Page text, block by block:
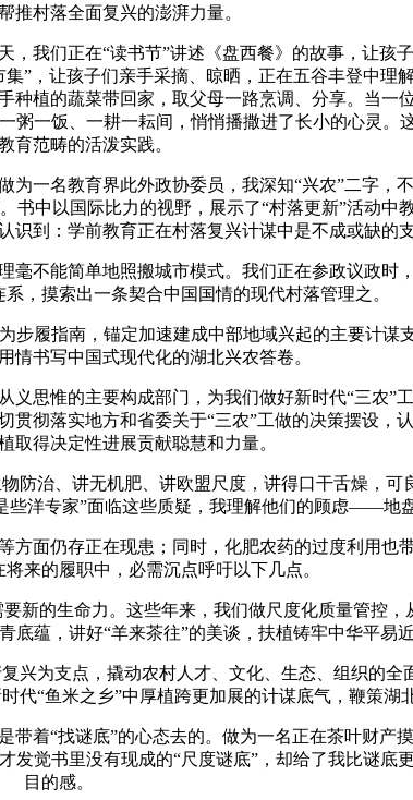
推村落全面复兴的澎湃力量。
们正在“读书节”讲述《盘西餐》的故事，让孩
”，让孩子们亲手采摘、晾晒，正在五谷丰登中理
植的蔬菜带回家，取父母一路烹调、分享。当一
一饭、一耕一耘间，悄悄播撒进了长小的心灵。
育范畴的活泼实践。
名教育界此外政协委员，我深知“兴农”二字，
中以国际比力的视野，展示了“村落更新”活动中
到：学前教育正在村落复兴计谋中是不成或缺的支
能简单地照搬城市模式。我们正在参政议政时
，摸索出一条契合中国国情的现代村落管理之。
指南，锚定加速建成中部地域兴起的主要计谋
情书写中国式现代化的湖北兴农答卷。
惟的主要构成部门，为我们做好新时代“三农”
彻落实地方和省委关于“三农”工做的决策摆设，
取得决定性进展贡献聪慧和力量。
治、讲无机肥、讲欧盟尺度，讲得口干舌燥，可
洋专家”面临这些质疑，我理解他们的顾虑——地
仍存正在现患；同时，化肥农药的过度利用也
来的履职中，必需沉点呼吁以下几点。
的生命力。这些年来，我们做尺度化质量管控，
蕴，讲好“羊来茶往”的美谈，扶植铸牢中华平易
为支点，撬动农村人才、文化、生态、组织的全
“鱼米之乡”中厚植跨更加展的计谋底气，鞭策湖
“找谜底”的心态去的。做为一名正在茶叶财产
觉书里没有现成的“尺度谜底”，却给了我比谜底
目的感。